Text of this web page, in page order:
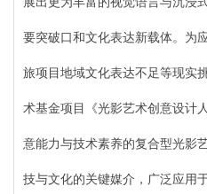
要突破口和文化表达新载体。为
旅项目地域文化表达不足等现实
术基金项目《光影艺术创意设计
意能力与技术素养的复合型光影
技与文化的关键媒介，广泛应用